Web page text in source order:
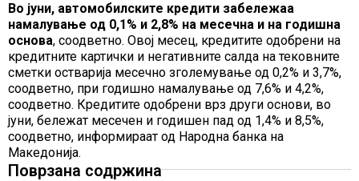
Во јуни, автомобилските кредити забележаа
намалување од 0,1% и 2,8% на месечна и на годишна
основа, соодветно. Овој месец, кредитите одобрени на
кредитните картички и негативните салда на тековните
сметки остварија месечно зголемување од 0,2% и 3,7%,
соодветно, при годишно намалување од 7,6% и 4,2%,
соодветно. Кредитите одобрени врз други основи, во
јуни, бележат месечен и годишен пад од 1,4% и 8,5%,
соодветно, информираат од Народна банка на
Македонија.
Поврзана содржина